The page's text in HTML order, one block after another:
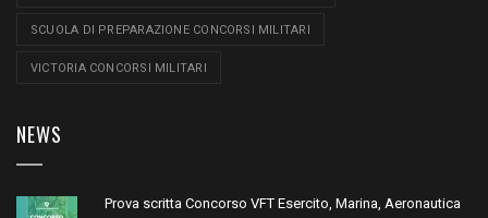
SCUOLA DI PREPARAZIONE CONCORSI MILITARI
VICTORIA CONCORSI MILITARI
NEWS
Prova scritta Concorso VFT Esercito, Marina, Aeronautica